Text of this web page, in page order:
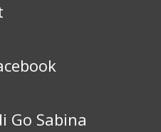
Go Sabina